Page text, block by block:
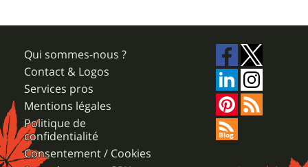
Qui sommes-nous ?
Contact & Logos
Services pros
Mentions légales
Politique de
confidentialité
Consentement / Cookies